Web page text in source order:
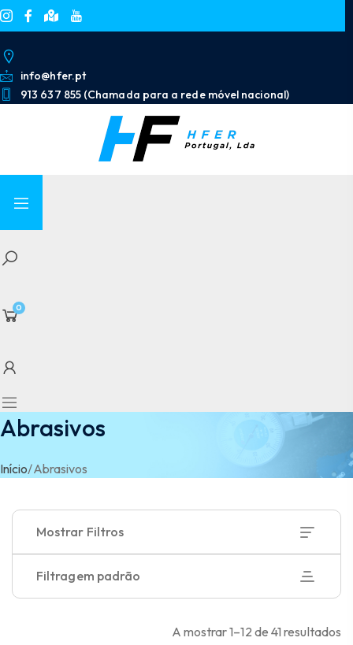
info@hfer.pt
913 637 855 (Chamada para a rede móvel nacional)
0
Abrasivos
Início/Abrasivos
Mostrar Filtros
Filtragem padrão
A mostrar 1–12 de 41 resultados